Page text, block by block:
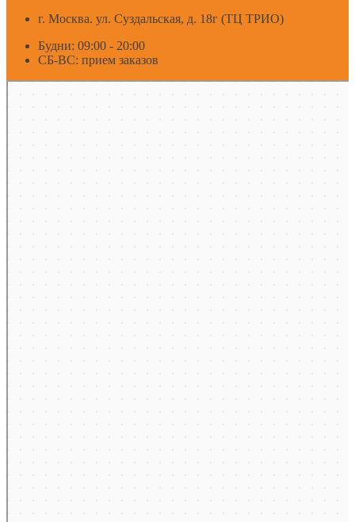
г. Москва. ул. Суздальская, д. 18г (ТЦ ТРИО)
Будни: 09:00 - 20:00
СБ-ВС: прием заказов